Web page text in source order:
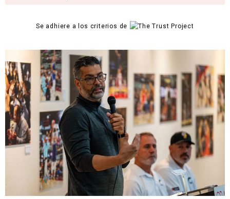
Se adhiere a los criterios de